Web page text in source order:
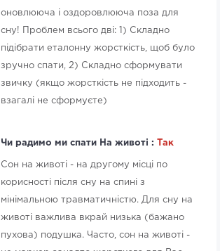
оновлююча і оздоровлююча поза для
сну! Проблем всього дві: 1) Складно
підібрати еталонну жорсткість, щоб було
зручно спати, 2) Складно сформувати
звичку (якщо жорсткість не підходить -
взагалі не сформуєте)
Чи радимо ми спати На животі : Так
Сон на животі - на другому місці по
корисності після сну на спині з
мінімальною травматичністю. Для сну на
животі важлива вкрай низька (бажано
пухова) подушка. Часто, сон на животі -